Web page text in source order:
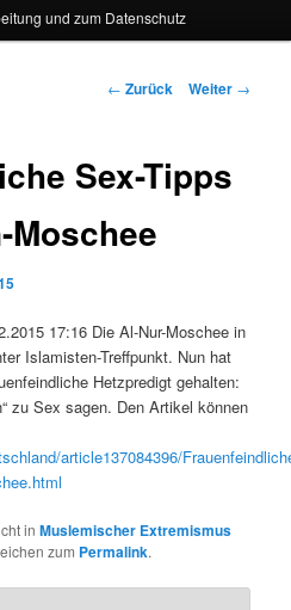
und zum Datenschutz
Beitragsnavigation
← Zurück Weiter →
Sex-Tipps
17:16 Die Al-Nur-Moschee in
Islamisten-Treffpunkt. Nun hat
Hetzpredigt gehalten:
zu Sex sagen. Den Artikel können
article137084396/
inMuslemischer Extremismus
zum Permalink.